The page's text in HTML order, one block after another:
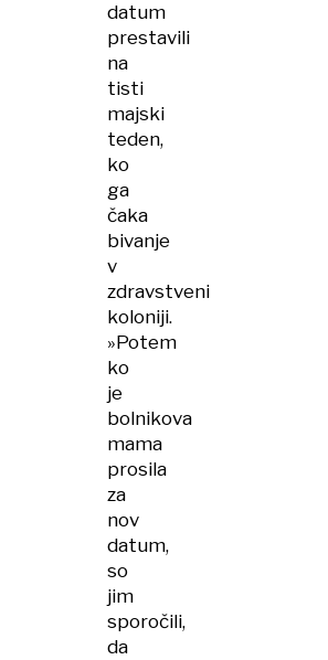
datum
prestavili
na
tisti
majski
teden,
ko
ga
čaka
bivanje
v
zdravstveni
koloniji.
»Potem
ko
je
bolnikova
mama
prosila
za
nov
datum,
so
jim
sporočili,
da